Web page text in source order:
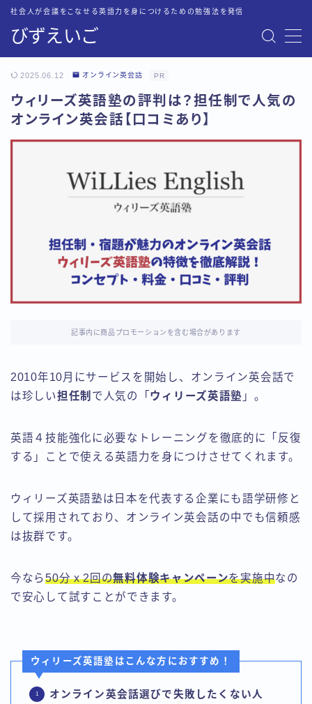
びずえいご
社会人が会議をこなせる英語力を身につけるための勉強法を発信
プライバシーポリシー
英語会議に必要な英語力を最短・最速で身につける方法
2025.06.12 オンライン英会話 PR
ウィリーズ英語塾の評判は？担任制で人気の
オンライン英会話【口コミあり】
記事内に商品プロモーションを含む場合があります
2010年10月にサービスを開始し、オンライン英会話で
は珍しい担任制 で人気の「 ウィリーズ英語塾 」。
英語４技能強化に必要なトレーニングを徹底的に「反復
する」ことで使える英語力を身につけさせてくれます。
ウィリーズ英語塾は日本を代表する企業にも語学研修と
して採用されており、オンライン英会話の中でも信頼感
は抜群です。
今なら50分 x 2回の無料体験キャンペーンを実施中なの
で安心して試すことができます。
ウィリーズ英語塾はこんな方におすすめ！
オンライン英会話選びで失敗したくない人